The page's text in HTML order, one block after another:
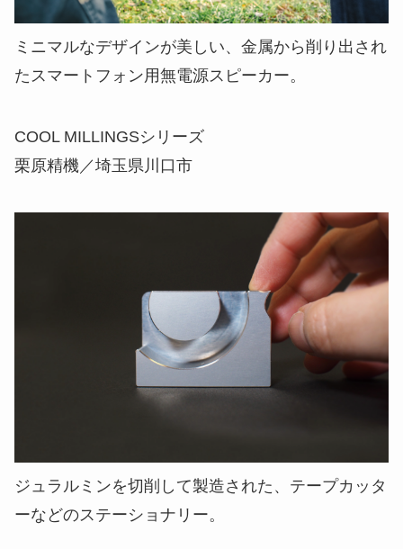
ミニマルなデザインが美しい、金属から削り出され
たスマートフォン用無電源スピーカー。
COOL MILLINGSシリーズ
栗原精機／埼玉県川口市
ジュラルミンを切削して製造された、テープカッタ
ーなどのステーショナリー。